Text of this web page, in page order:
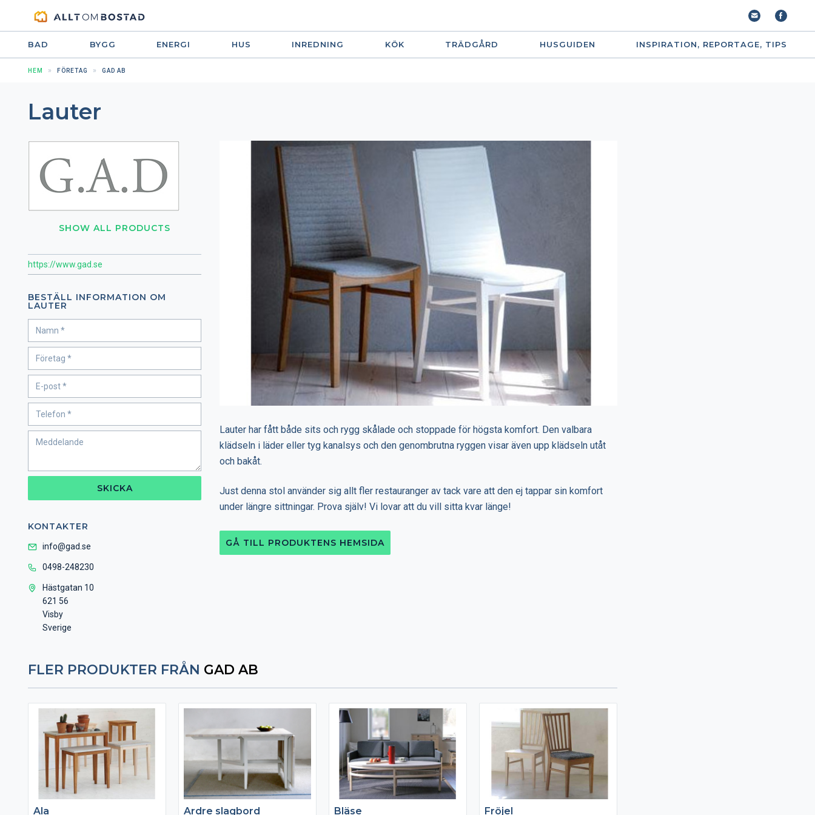
BAD BYGG ENERGI HUS INREDNING KÖK TRÄDGÅRD HUSGUIDEN INSPIRATION, REPORTAGE, TIPS
HEM FÖRETAG GAD AB
Lauter
SHOW ALL PRODUCTS
https://www.gad.se
BESTÄLL INFORMATION OM
LAUTER
SKICKA
KONTAKTER
info@gad.se
0498-248230
Hästgatan 10
621 56
Visby
Sverige
Lauter har fått både sits och rygg skålade och stoppade för högsta komfort. Den valbara
klädseln i läder eller tyg kanalsys och den genombrutna ryggen visar även upp klädseln utåt
och bakåt.
Just denna stol använder sig allt fler restauranger av tack vare att den ej tappar sin komfort
under längre sittningar. Prova själv! Vi lovar att du vill sitta kvar länge!
GÅ TILL PRODUKTENS HEMSIDA
FLER PRODUKTER FRÅN GAD AB
Ala Ardre slagbord Bläse Fröjel